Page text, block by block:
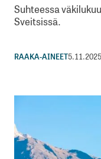
Suhteessa
Sveitsissä.
RAAKA-AINEET5.11.2025